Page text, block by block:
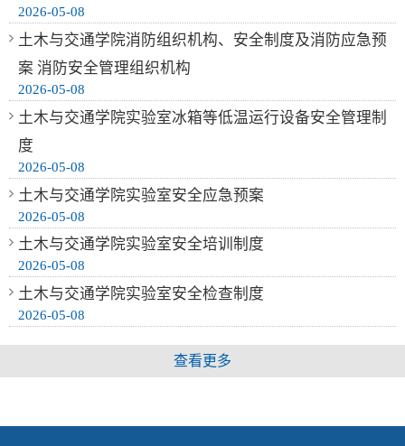
2026-05-08
土木与交通学院消防组织机构、安全制度及消防应急预
案 消防安全管理组织机构
2026-05-08
土木与交通学院实验室冰箱等低温运行设备安全管理制
度
2026-05-08
土木与交通学院实验室安全应急预案
2026-05-08
土木与交通学院实验室安全培训制度
2026-05-08
土木与交通学院实验室安全检查制度
2026-05-08
查看更多